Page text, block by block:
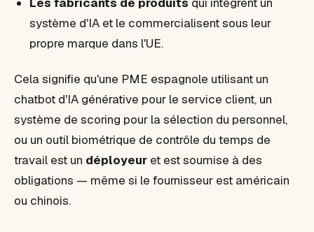
système d'IA et le commercialisent sous leur
propre marque dans l'UE.
Cela signifie qu'une PME espagnole utilisant un
chatbot d'IA générative pour le service client, un
système de scoring pour la sélection du personnel,
ou un outil biométrique de contrôle du temps de
travail est un déployeur et est soumise à des
obligations — même si le fournisseur est américain
ou chinois.